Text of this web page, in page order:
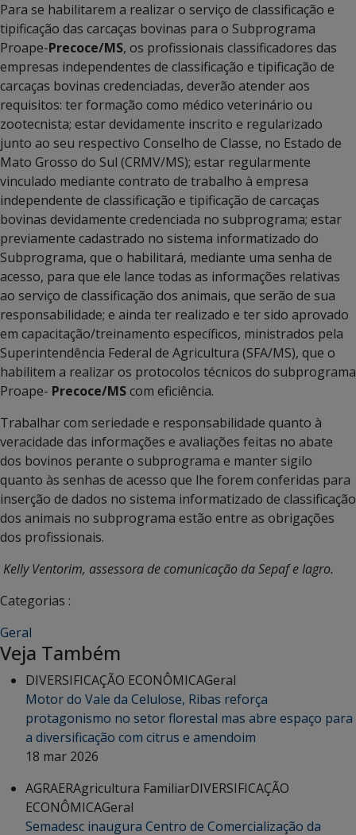
Para se habilitarem a realizar o serviço de classificação e
tipificação das carcaças bovinas para o Subprograma
Proape-Precoce/MS, os profissionais classificadores das
empresas independentes de classificação e tipificação de
carcaças bovinas credenciadas, deverão atender aos
requisitos: ter formação como médico veterinário ou
zootecnista; estar devidamente inscrito e regularizado
junto ao seu respectivo Conselho de Classe, no Estado de
Mato Grosso do Sul (CRMV/MS); estar regularmente
vinculado mediante contrato de trabalho à empresa
independente de classificação e tipificação de carcaças
bovinas devidamente credenciada no subprograma; estar
previamente cadastrado no sistema informatizado do
Subprograma, que o habilitará, mediante uma senha de
acesso, para que ele lance todas as informações relativas
ao serviço de classificação dos animais, que serão de sua
responsabilidade; e ainda ter realizado e ter sido aprovado
em capacitação/treinamento específicos, ministrados pela
Superintendência Federal de Agricultura (SFA/MS), que o
habilitem a realizar os protocolos técnicos do subprograma
Proape- Precoce/MScom eficiência.
Trabalhar com seriedade e responsabilidade quanto à
veracidade das informações e avaliações feitas no abate
dos bovinos perante o subprograma e manter sigilo
quanto às senhas de acesso que lhe forem conferidas para
inserção de dados no sistema informatizado de classificação
dos animais no subprograma estão entre as obrigações
dos profissionais.
Kelly Ventorim, assessora de comunicação da Sepaf e Iagro.
Categorias :
Geral
Veja Também
DIVERSIFICAÇÃO ECONÔMICAGeral
Motor do Vale da Celulose, Ribas reforça
protagonismo no setor florestal mas abre espaço para
a diversificação com citrus e amendoim
18 mar 2026
AGRAERAgricultura FamiliarDIVERSIFICAÇÃO
ECONÔMICAGeral
Semadesc inaugura Centro de Comercialização da